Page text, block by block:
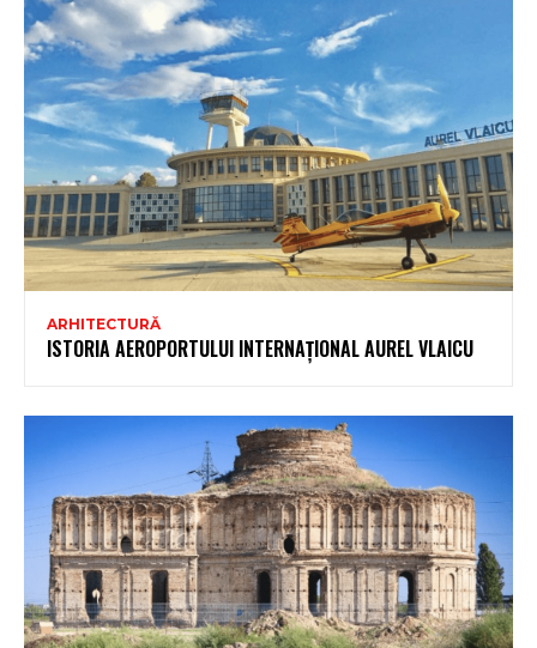
ARHITECTURĂ
ISTORIA AEROPORTULUI INTERNAȚIONAL AUREL VLAICU